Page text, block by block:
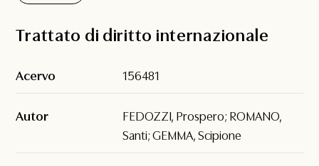
Trattato di diritto internazionale
Acervo 156481
Autor
FEDOZZI, Prospero; ROMANO,
Santi; GEMMA, Scipione